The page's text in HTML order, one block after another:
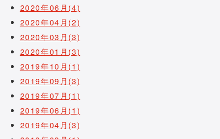
2020年06月(4)
2020年04月(2)
2020年03月(3)
2020年01月(3)
2019年10月(1)
2019年09月(3)
2019年07月(1)
2019年06月(1)
2019年04月(3)